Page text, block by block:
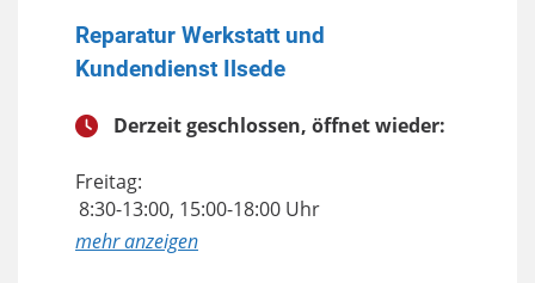
Reparatur Werkstatt und
Kundendienst Ilsede
Derzeit geschlossen, öffnet wieder:
Freitag:
8:30-13:00, 15:00-18:00 Uhr
anzeigen